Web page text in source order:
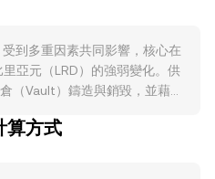
到多重因素共同影響，核心在
亞元（LRD）的強弱變化。供
（Vault）鑄造與銷毀，並藉由
換 USDC 的需求升溫或
算方式